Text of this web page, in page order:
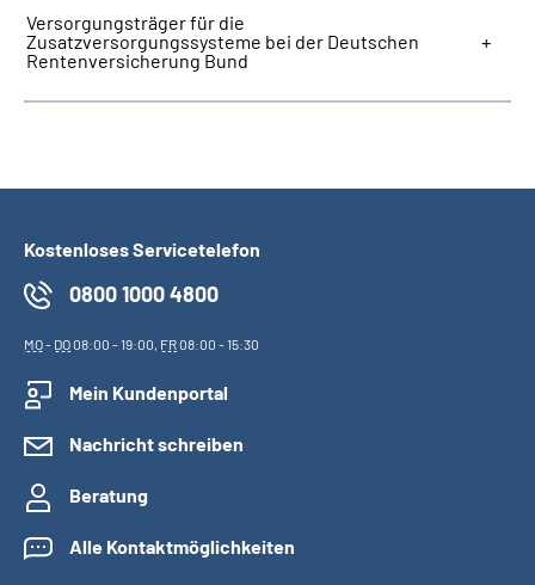
Versorgungsträger für die
Zusatzversorgungssysteme bei der Deutschen
Rentenversicherung Bund
Kostenloses Servicetelefon
0800 1000 4800
MO- DO08:00 - 19:00, FR08:00 - 15:30
Mein Kundenportal
Nachricht schreiben
Beratung
Alle Kontaktmöglichkeiten